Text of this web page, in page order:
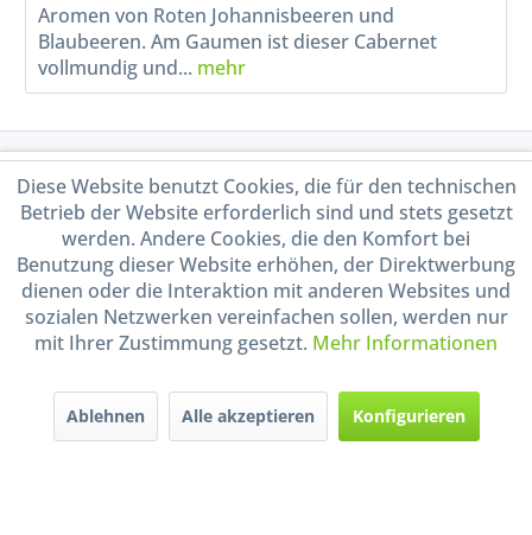
Aromen von Roten Johannisbeeren und
Blaubeeren. Am Gaumen ist dieser Cabernet
vollmundig und... mehr
Service Hotline
Shop Service
Informationen
Handel mit BIO-Weinen
durch DE-ÖKO-009
Diese Website benutzt Cookies, die für den technischen
Betrieb der Website erforderlich sind und stets gesetzt
werden. Andere Cookies, die den Komfort bei
Benutzung dieser Website erhöhen, der Direktwerbung
dienen oder die Interaktion mit anderen Websites und
sozialen Netzwerken vereinfachen sollen, werden nur
mit Ihrer Zustimmung gesetzt. Mehr Informationen
Ablehnen Alle akzeptieren Konfigurieren